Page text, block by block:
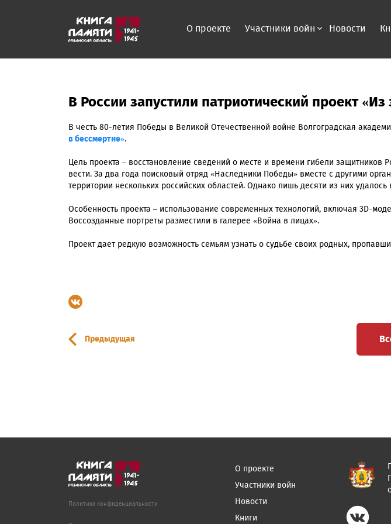
О проекте Участники войн Новости
В России запустили патриотический проект
В честь 80-летия Победы в Великой Отечественной войне Волгоградская
в бессмертие».
Цель проекта – восстановление сведений о месте и времени гибели
вести. За два года поисковый отряд «Наследники Победы» вместе с другими
территории нескольких российских областей. Однако лишь десяти из них удалось
Особенность проекта – использование современных технологий, включая 3D-
Воссозданные портреты разместили в галерее «Война в лицах».
Проект дает редкую возможность семьям узнать о судьбе своих родных,
Предыдущая
Политика конфиденциальности
О проекте
Участники войн
Новости
Книги